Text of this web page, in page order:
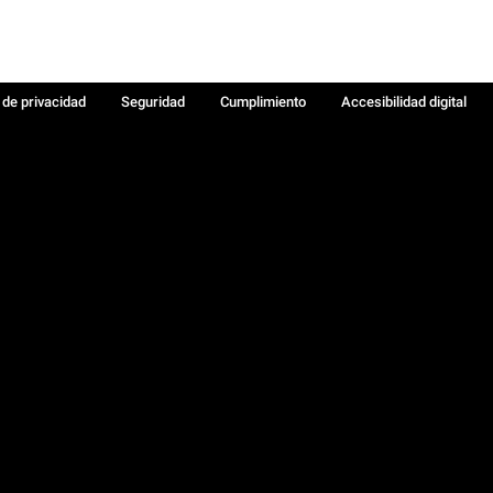
privacidad Seguridad Cumplimiento
Accesibilidad digital